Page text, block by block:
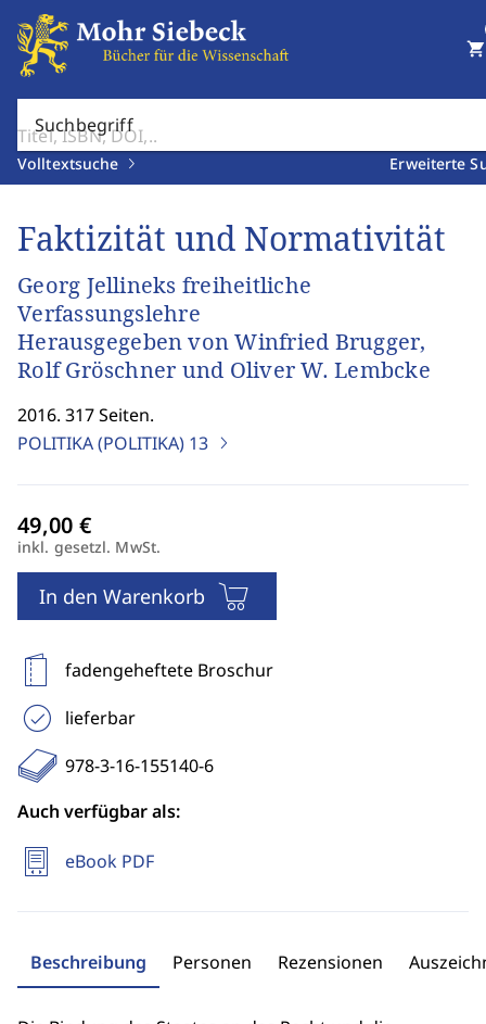
Suchbegriff
Volltextsuche Erweiterte
shopping_cart
Faktizität und Normativität
Georg Jellineks freiheitliche
Verfassungslehre
Herausgegeben von Winfried Brugger,
Rolf Gröschner und Oliver W. Lembcke
2016. 317 Seiten.
POLITIKA (POLITIKA) 13
inkl. gesetzl. MwSt.
In den Warenkorb
fadengeheftete Broschur
lieferbar
978-3-16-155140-6
Auch verfügbar als:
eBook PDF
Beschreibung Personen Rezensionen